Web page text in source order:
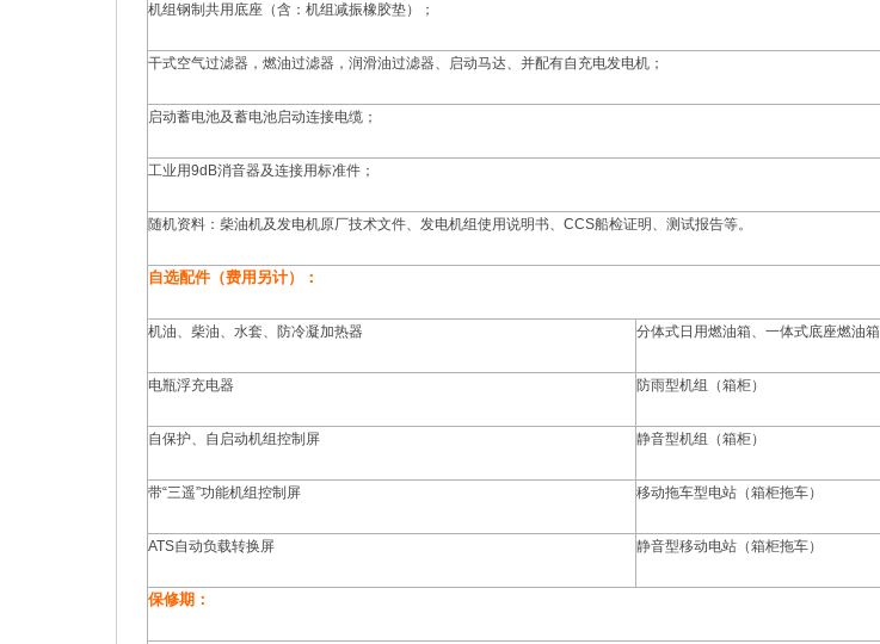
机组钢制共用底座（含：机组减振橡胶垫）；
干式空气过滤器，燃油过滤器，润滑油过滤器、启动马达、并配有自充电发电机；
启动蓄电池及蓄电池启动连接电缆；
工业用9dB消音器及连接用标准件；
随机资料：柴油机及发电机原厂技术文件、发电机组使用说明书、CCS船检证明、测试报告等。
自选配件（费用另计）：
机油、柴油、水套、防冷凝加热器 分体式日用燃油箱、一体式底座燃油箱
电瓶浮充电器 防雨型机组（箱柜）
自保护、自启动机组控制屏 静音型机组（箱柜）
带“三遥”功能机组控制屏 移动拖车型电站（箱柜拖车）
ATS自动负载转换屏 静音型移动电站（箱柜拖车）
保修期：